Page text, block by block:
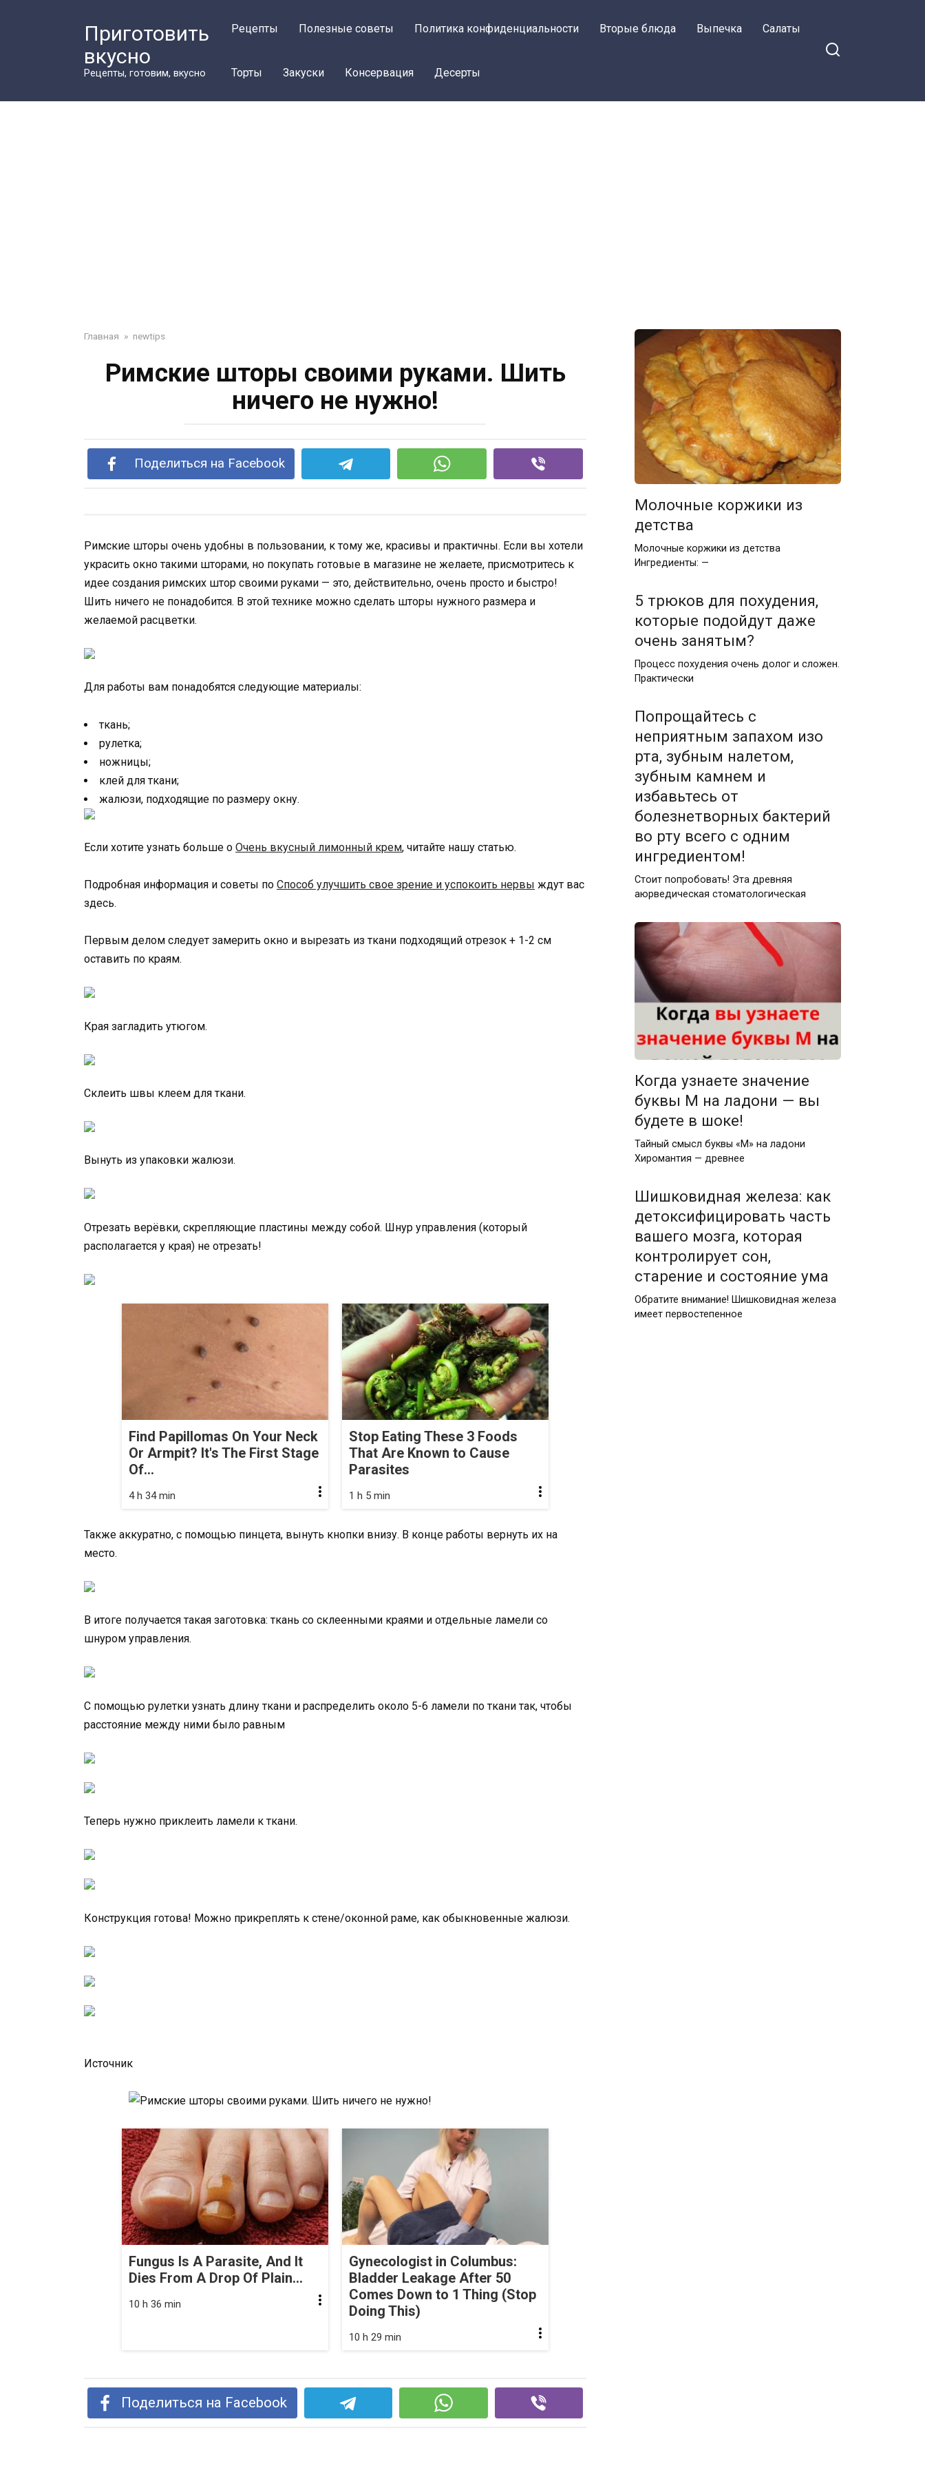
Приготовить
вкусно
Рецепты, готовим, вкусно
Рецепты Полезные советы Политика конфиденциальности Вторые блюда Выпечка Салаты
Торты Закуски Консервация Десерты
Главная » newtips
Римские шторы своими руками. Шить
ничего не нужно!
Поделиться на Facebook
Римские шторы очень удобны в пользовании, к тому же, красивы и практичны. Если вы хотели
украсить окно такими шторами, но покупать готовые в магазине не желаете, присмотритесь к
идее создания римских штор своими руками — это, действительно, очень просто и быстро!
Шить ничего не понадобится. В этой технике можно сделать шторы нужного размера и
желаемой расцветки.
Для работы вам понадобятся следующие материалы:
ткань;
рулетка;
ножницы;
клей для ткани;
жалюзи, подходящие по размеру окну.
Если хотите узнать больше о Очень вкусный лимонный крем, читайте нашу статью.
Подробная информация и советы по Способ улучшить свое зрение и успокоить нервы ждут вас
здесь.
Первым делом следует замерить окно и вырезать из ткани подходящий отрезок + 1-2 см
оставить по краям.
Края загладить утюгом.
Склеить швы клеем для ткани.
Вынуть из упаковки жалюзи.
Отрезать верёвки, скрепляющие пластины между собой. Шнур управления (который
располагается у края) не отрезать!
Find Papillomas On Your Neck
Or Armpit? It's The First Stage
Of...
4 h 34 min
Stop Eating These 3 Foods
That Are Known to Cause
Parasites
1 h 5 min
Также аккуратно, с помощью пинцета, вынуть кнопки внизу. В конце работы вернуть их на
место.
В итоге получается такая заготовка: ткань со склеенными краями и отдельные ламели со
шнуром управления.
С помощью рулетки узнать длину ткани и распределить около 5-6 ламели по ткани так, чтобы
расстояние между ними было равным
Теперь нужно приклеить ламели к ткани.
Конструкция готова! Можно прикреплять к стене/оконной раме, как обыкновенные жалюзи.
Источник
Fungus Is A Parasite, And It
Dies From A Drop Of Plain...
10 h 36 min
Gynecologist in Columbus:
Bladder Leakage After 50
Comes Down to 1 Thing (Stop
Doing This)
10 h 29 min
Поделиться на Facebook
Молочные коржики из
детства
Молочные коржики из детства
Ингредиенты: —
5 трюков для похудения,
которые подойдут даже
очень занятым?
Процесс похудения очень долог и сложен.
Практически
Попрощайтесь с
неприятным запахом изо
рта, зубным налетом,
зубным камнем и
избавьтесь от
болезнетворных бактерий
во рту всего с одним
ингредиентом!
Стоит попробовать! Эта древняя
аюрведическая стоматологическая
Когда узнаете значение
буквы M на ладони — вы
будете в шоке!
Тайный смысл буквы «М» на ладони
Хиромантия — древнее
Шишковидная железа: как
детоксифицировать часть
вашего мозга, которая
контролирует сон,
старение и состояние ума
Обратите внимание! Шишковидная железа
имеет первостепенное